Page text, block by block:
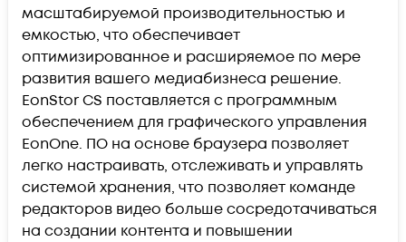
масштабируемой производительностью и
емкостью, что обеспечивает
оптимизированное и расширяемое по мере
развития вашего медиабизнеса решение.
EonStor CS поставляется с программным
обеспечением для графического управления
EonOne. ПО на основе браузера позволяет
легко настраивать, отслеживать и управлять
системой хранения, что позволяет команде
редакторов видео больше сосредотачиваться
на создании контента и повышении